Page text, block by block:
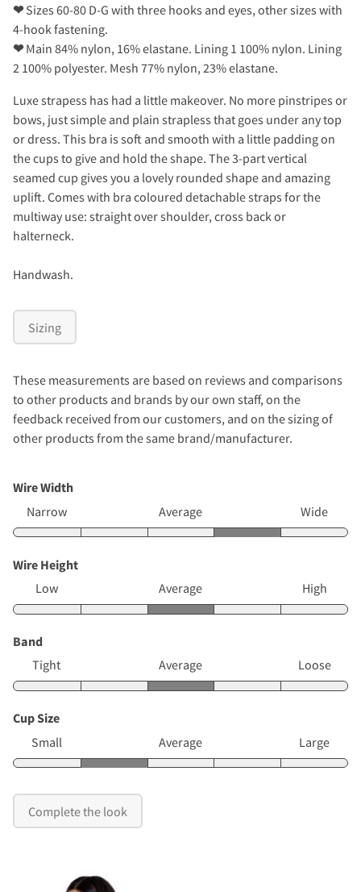
❤Sizes 60-80 D-G with three hooks and eyes, other sizes with
4-hook fastening.
❤Main 84% nylon, 16% elastane. Lining 1 100% nylon. Lining
2 100% polyester. Mesh 77% nylon, 23% elastane.
Luxe strapess has had a little makeover. No more pinstripes or
bows, just simple and plain strapless that goes under any top
or dress. This bra is soft and smooth with a little padding on
the cups to give and hold the shape. The 3-part vertical
seamed cup gives you a lovely rounded shape and amazing
uplift. Comes with bra coloured detachable straps for the
multiway use: straight over shoulder, cross back or
halterneck.
Handwash.
Sizing
These measurements are based on reviews and comparisons
to other products and brands by our own staff, on the
feedback received from our customers, and on the sizing of
other products from the same brand/manufacturer.
Wire Width
Narrow
Average Wide
Wire Height
Low
Average High
Band
Tight
Average Loose
Cup Size
Small
Average Large
Complete the look